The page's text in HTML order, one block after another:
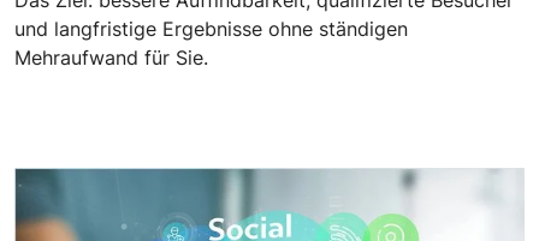
und langfristige Ergebnisse ohne ständigen
Mehraufwand für Sie.